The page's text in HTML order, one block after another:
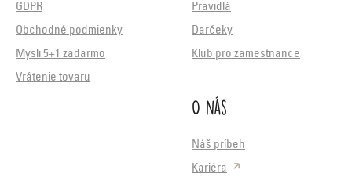
GDPR
Obchodné podmienky
Mysli 5+1 zadarmo
Vrátenie tovaru
Pravidlá
Darčeky
Klub pro zamestnance
O nás
Náš príbeh
Kariéra